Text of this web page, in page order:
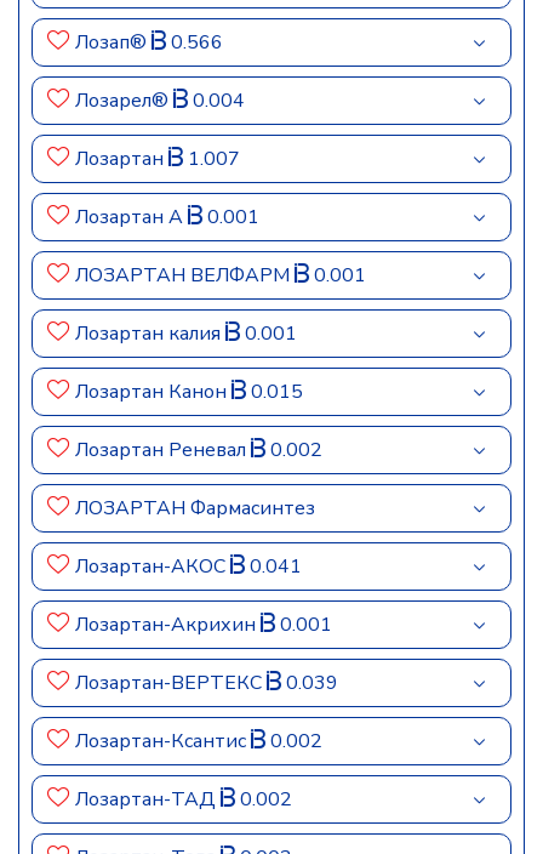
Лозап® 0.566
Лозарел® 0.004
Лозартан 1.007
Лозартан А 0.001
ЛОЗАРТАН ВЕЛФАРМ 0.001
Лозартан калия 0.001
Лозартан Канон 0.015
Лозартан Реневал 0.002
ЛОЗАРТАН Фармасинтез
Лозартан-АКОС 0.041
Лозартан-Акрихин 0.001
Лозартан-ВЕРТЕКС 0.039
Лозартан-Ксантис 0.002
Лозартан-ТАД 0.002